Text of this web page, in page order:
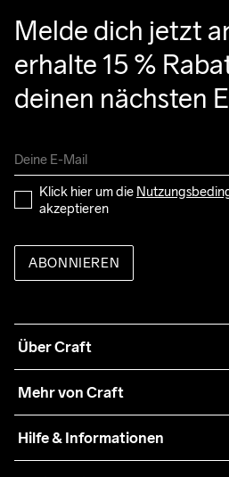
Melde dich jetzt
erhalte 15 %
deinen nächsten
Klick hier um die
akzeptieren
ABONNIEREN
Über Craft
Nachhaltigkeit
Mehr von Craft
Teamwear
Hilfe & Informationen